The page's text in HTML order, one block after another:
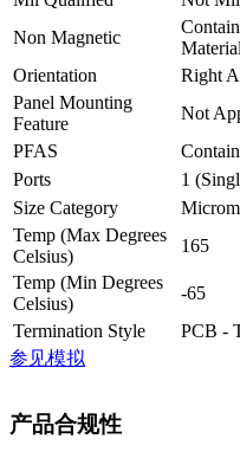
Non Magnetic
Orientation
Right
Panel Mounting
Feature
Not
PFAS
Ports
1
Size Category
Temp (Max Degrees
Celsius)
165
Temp (Min Degrees
Celsius)
-65
Termination Style
PCB -
参见模拟
产品合规性